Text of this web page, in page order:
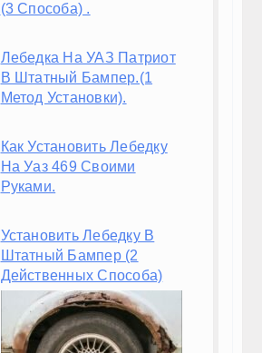
(3 Способа) .
Лебедка На УАЗ Патриот
В Штатный Бампер.(1
Метод Установки).
Как Установить Лебедку
На Уаз 469 Своими
Руками.
Установить Лебедку В
Штатный Бампер (2
Действенных Способа)